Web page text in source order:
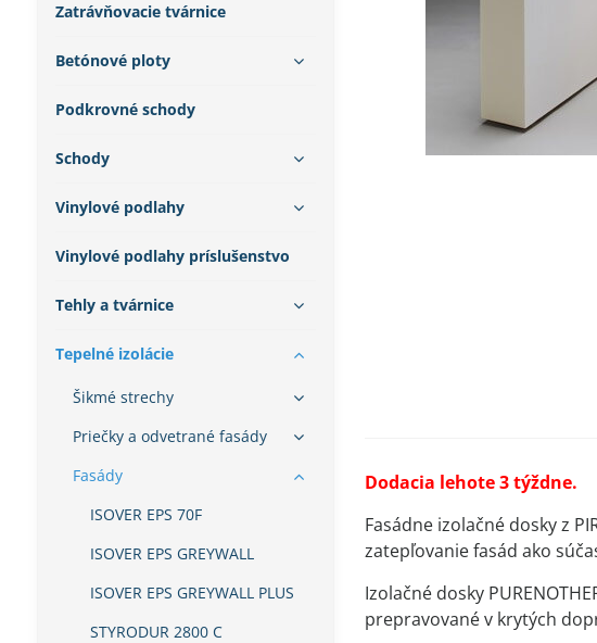
Dodacia lehote 3 týždne.
Fasádne izolačné dosky z
zatepľovanie fasád ako
Izolačné dosky
prepravované v krytých
Zatrávňovacie tvárnice
Betónové ploty
Podkrovné schody
Schody
Vinylové podlahy
Vinylové podlahy príslušenstvo
Tehly a tvárnice
Tepelné izolácie
Šikmé strechy
Priečky a odvetrané fasády
Fasády
ISOVER EPS 70F
ISOVER EPS GREYWALL
ISOVER EPS GREYWALL PLUS
STYRODUR 2800 C